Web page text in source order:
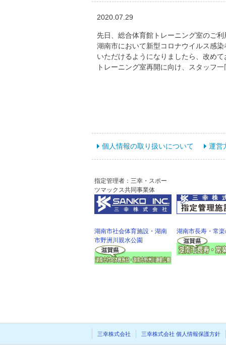
2020.07.29
先日、総合体育館トレーニング室のご
湖南市において新型コロナウイルス感
いただけるようになりましたら、改め
トレーニング室再開に向け、スタッフ
個人情報の取り扱いについて 運営
指定管理者：三幸・スポー
ツマックス共同事業体